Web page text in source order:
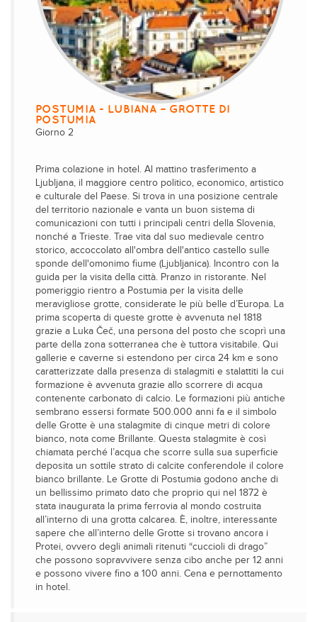
POSTUMIA - LUBIANA – GROTTE DI
POSTUMIA
Giorno 2
Prima colazione in hotel. Al mattino trasferimento a
Ljubljana, il maggiore centro politico, economico, artistico
e culturale del Paese. Si trova in una posizione centrale
del territorio nazionale e vanta un buon sistema di
comunicazioni con tutti i principali centri della Slovenia,
nonché a Trieste. Trae vita dal suo medievale centro
storico, accoccolato all'ombra dell'antico castello sulle
sponde dell'omonimo fiume (Ljubljanica). Incontro con la
guida per la visita della città. Pranzo in ristorante. Nel
pomeriggio rientro a Postumia per la visita delle
meravigliose grotte, considerate le più belle d’Europa. La
prima scoperta di queste grotte è avvenuta nel 1818
grazie a Luka Čeč, una persona del posto che scoprì una
parte della zona sotterranea che è tuttora visitabile. Qui
gallerie e caverne si estendono per circa 24 km e sono
caratterizzate dalla presenza di stalagmiti e stalattiti la cui
formazione è avvenuta grazie allo scorrere di acqua
contenente carbonato di calcio. Le formazioni più antiche
sembrano essersi formate 500.000 anni fa e il simbolo
delle Grotte è una stalagmite di cinque metri di colore
bianco, nota come Brillante. Questa stalagmite è così
chiamata perché l’acqua che scorre sulla sua superficie
deposita un sottile strato di calcite conferendole il colore
bianco brillante. Le Grotte di Postumia godono anche di
un bellissimo primato dato che proprio qui nel 1872 è
stata inaugurata la prima ferrovia al mondo costruita
all’interno di una grotta calcarea. È, inoltre, interessante
sapere che all’interno delle Grotte si trovano ancora i
Protei, ovvero degli animali ritenuti “cuccioli di drago”
che possono sopravvivere senza cibo anche per 12 anni
e possono vivere fino a 100 anni. Cena e pernottamento
in hotel.